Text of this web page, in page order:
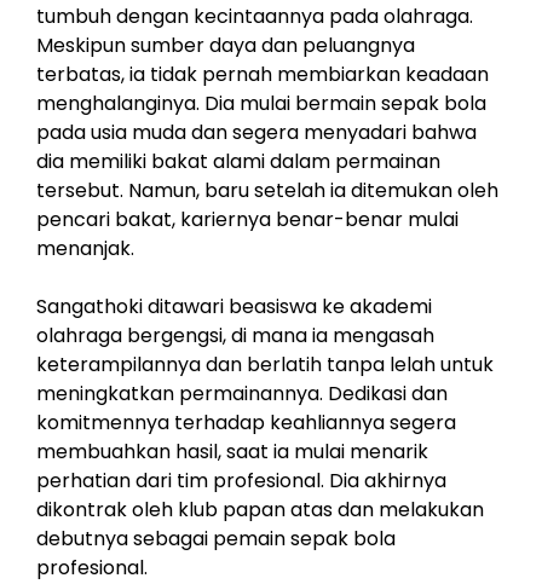
tumbuh dengan kecintaannya pada olahraga.
Meskipun sumber daya dan peluangnya
terbatas, ia tidak pernah membiarkan keadaan
menghalanginya. Dia mulai bermain sepak bola
pada usia muda dan segera menyadari bahwa
dia memiliki bakat alami dalam permainan
tersebut. Namun, baru setelah ia ditemukan oleh
pencari bakat, kariernya benar-benar mulai
menanjak.
Sangathoki ditawari beasiswa ke akademi
olahraga bergengsi, di mana ia mengasah
keterampilannya dan berlatih tanpa lelah untuk
meningkatkan permainannya. Dedikasi dan
komitmennya terhadap keahliannya segera
membuahkan hasil, saat ia mulai menarik
perhatian dari tim profesional. Dia akhirnya
dikontrak oleh klub papan atas dan melakukan
debutnya sebagai pemain sepak bola
profesional.